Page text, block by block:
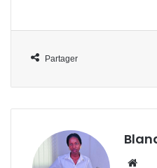
Partager